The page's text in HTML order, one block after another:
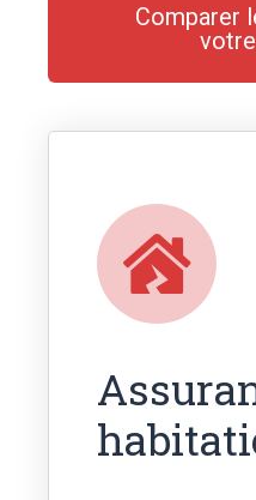
Comparer